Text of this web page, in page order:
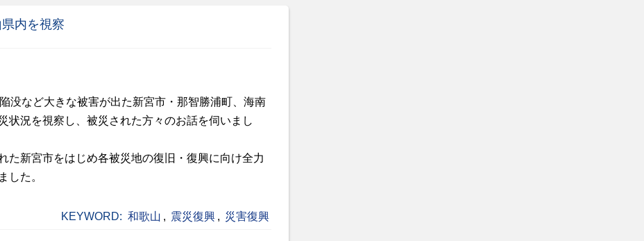
内を視察
没など大きな被害が出た新宮市・那智勝浦町、海南
状況を視察し、被災された方々のお話を伺いまし
た新宮市をはじめ各被災地の復旧・復興に向け全力
した。
KEYWORD: 和歌山 , 震災復興 , 災害復興